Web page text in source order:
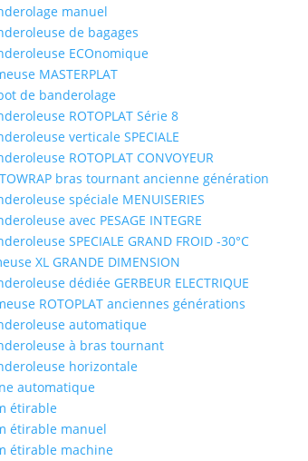
manuel
de bagages
ECOnomique
MASTERPLAT
de banderolage
ROTOPLAT Série 8
verticale SPECIALE
ROTOPLAT CONVOYEUR
bras tournant ancienne génération
spéciale MENUISERIES
avec PESAGE INTEGRE
SPECIALE GRAND FROID -30°C
XL GRANDE DIMENSION
dédiée GERBEUR ELECTRIQUE
ROTOPLAT anciennes générations
automatique
à bras tournant
horizontale
automatique
étirable
étirable manuel
étirable machine